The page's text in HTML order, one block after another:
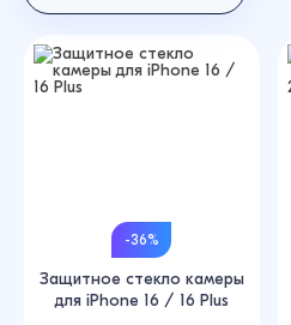
-36%
Защитное стекло камеры
для iPhone 16 / 16 Plus